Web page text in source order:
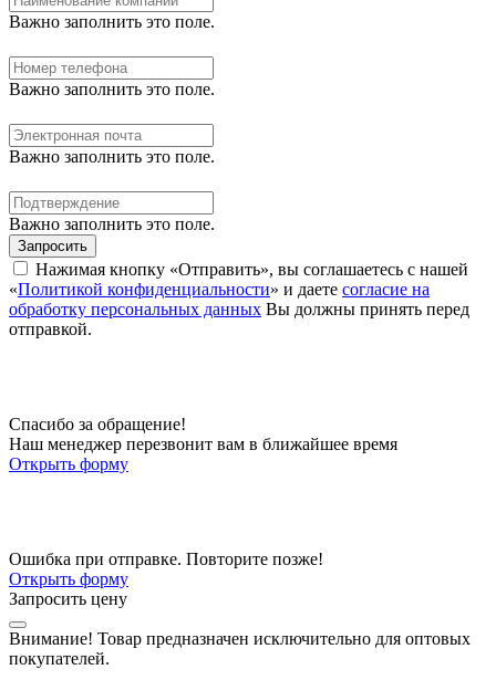
Важно заполнить это поле.
Важно заполнить это поле.
Важно заполнить это поле.
Важно заполнить это поле.
Запросить
Нажимая кнопку «Отправить», вы соглашаетесь с нашей
«Политикой конфиденциальности» и даете согласие на
обработку персональных данных Вы должны принять перед
отправкой.
Спасибо за обращение!
Наш менеджер перезвонит вам в ближайшее время
Открыть форму
Ошибка при отправке. Повторите позже!
Открыть форму
Запросить цену
Внимание! Товар предназначен исключительно для оптовых
покупателей.